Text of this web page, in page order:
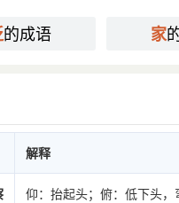
的成语 家
解释
仰：抬起头；俯：低下头，